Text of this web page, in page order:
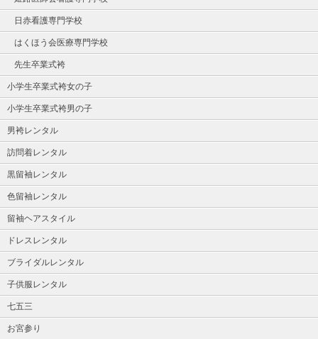
日赤看護専門学校
はくほう会医療専門学校
先生卒業式袴
小学生卒業式袴女の子
小学生卒業式袴男の子
男袴レンタル
訪問着レンタル
黒留袖レンタル
色留袖レンタル
留袖ヘアスタイル
ドレスレンタル
ブライダルレンタル
子供服レンタル
七五三
お宮参り